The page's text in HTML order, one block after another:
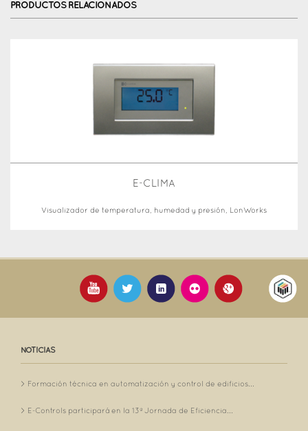
PRODUCTOS RELACIONADOS
E-CLIMA
Visualizador de temperatura, humedad y presión, LonWorks
NOTICIAS
Formación técnica en automatización y control de edificios...
E-Controls participará en la 13ª Jornada de Eficiencia...